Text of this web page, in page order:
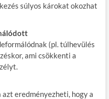
súlyos károkat okozhat
(pl. túlhevülés
ami csökkenti a
azt eredményezheti, hogy a